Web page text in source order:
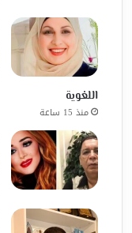
اللغوية
منذ 15 ساعة